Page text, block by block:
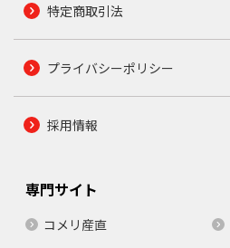
特定商取引法
プライバシーポリシー
採用情報
専門サイト
コメリ産直